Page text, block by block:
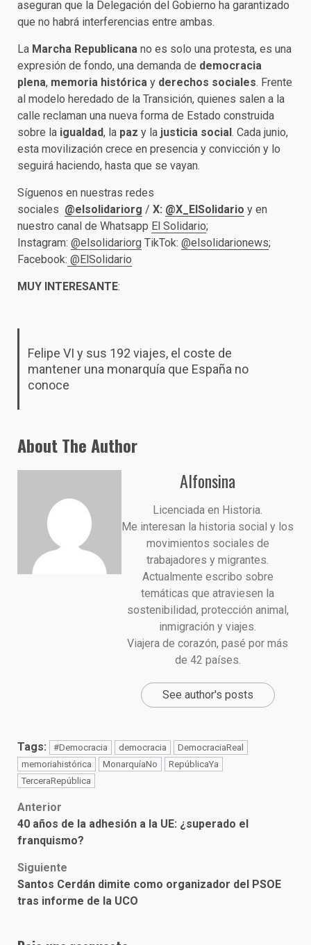
aseguran que la Delegación del Gobierno ha garantizado
que no habrá interferencias entre ambas.
La Marcha Republicana no es solo una protesta, es una
expresión de fondo, una demanda de democracia
plena, memoria histórica y derechos sociales. Frente
al modelo heredado de la Transición, quienes salen a la
calle reclaman una nueva forma de Estado construida
sobre la igualdad, la paz y la justicia social. Cada junio,
esta movilización crece en presencia y convicción y lo
seguirá haciendo, hasta que se vayan.
Síguenos en nuestras redes
sociales @elsolidariorg / X: @X_ElSolidario y en
nuestro canal de Whatsapp El Solidario;
Instagram: @elsolidariorg TikTok: @elsolidarionews;
Facebook: @ElSolidario
MUY INTERESANTE:
Felipe VI y sus 192 viajes, el coste de
mantener una monarquía que España no
conoce
About The Author
Alfonsina
Licenciada en Historia.
Me interesan la historia social y los
movimientos sociales de
trabajadores y migrantes.
Actualmente escribo sobre
temáticas que atraviesen la
sostenibilidad, protección animal,
inmigración y viajes.
Viajera de corazón, pasé por más
de 42 países.
See author's posts
Tags: #Democracia democracia
DemocraciaReal
memoriahistórica
MonarquíaNo
RepúblicaYa
TerceraRepública
Post
navigation
Anterior
40 años de la adhesión a la UE: ¿superado el
franquismo?
Siguiente
Santos Cerdán dimite como organizador del PSOE
tras informe de la UCO